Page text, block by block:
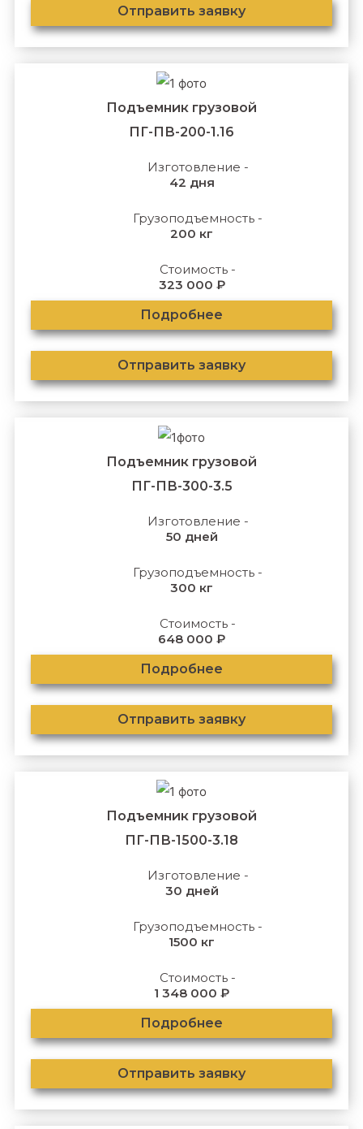
Отправить заявку
Подъемник грузовой
ПГ-ПВ-200-1.16
Изготовление -
42 дня
Грузоподъемность -
200 кг
Стоимость -
323 000 ₽
Подробнее
Отправить заявку
Подъемник грузовой
ПГ-ПВ-300-3.5
Изготовление -
50 дней
Грузоподъемность -
300 кг
Стоимость -
648 000 ₽
Подробнее
Отправить заявку
Подъемник грузовой
ПГ-ПВ-1500-3.18
Изготовление -
30 дней
Грузоподъемность -
1500 кг
Стоимость -
1 348 000 ₽
Подробнее
Отправить заявку